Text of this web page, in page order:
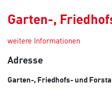
Garten-,
weitere Informationen
Adresse
Garten-, Friedhofs- und